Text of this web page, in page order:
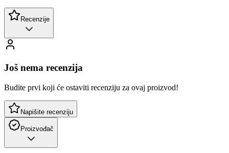
Recenzije
Još nema recenzija
Budite prvi koji će ostaviti recenziju za ovaj proizvod!
Napišite recenziju
Proizvođač